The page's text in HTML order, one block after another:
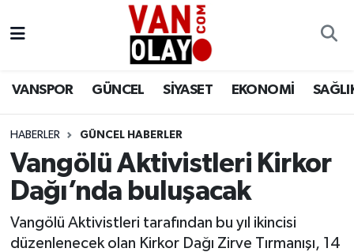
VANSPOR GÜNCEL SİYASET EKONOMİ
HABERLER GÜNCEL HABERLER
Vangölü Aktivistleri Kirkor
Dağı’nda buluşacak
Vangölü Aktivistleri tarafından bu yıl ikincisi
düzenlenecek olan Kirkor Dağı Zirve Tırmanışı, 14
Siyaset
Ekonomi
Sağlık
Van Nöbetçi Eczaneler
Van Namaz Vakitleri
Van Trafik Yoğunluk Haritası
Süper Lig Puan Durumu ve Fikstür